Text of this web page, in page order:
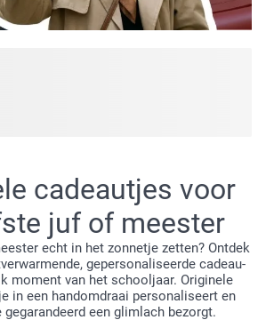
cadeautjes voor
juf of meester
echt in het zonnetje zetten? Ontdek
gepersonaliseerde cadeau-
moment van het schooljaar. Originele
in een handomdraai personaliseert en
gegarandeerd een glimlach bezorgt.